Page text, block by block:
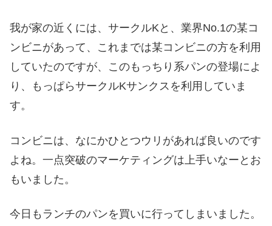
我が家の近くには、サークルKと、業界No.1の某コ
ンビニがあって、これまでは某コンビニの方を利用
していたのですが、このもっちり系パンの登場によ
り、もっぱらサークルKサンクスを利用していま
す。
コンビニは、なにかひとつウリがあれば良いのです
よね。一点突破のマーケティングは上手いなーとお
もいました。
今日もランチのパンを買いに行ってしまいました。